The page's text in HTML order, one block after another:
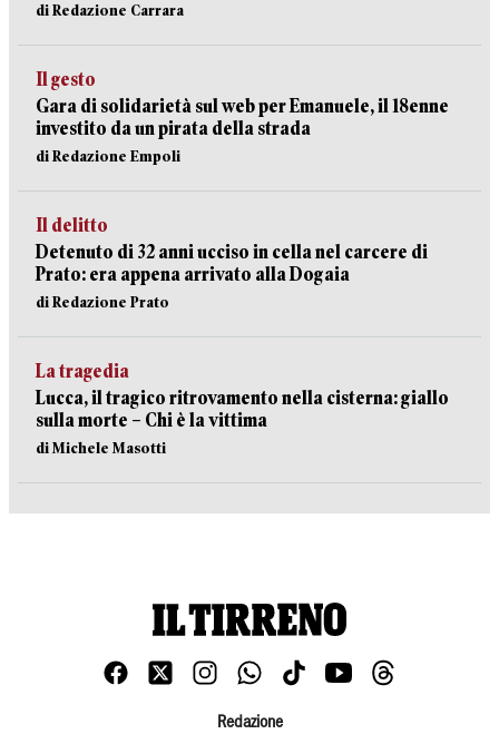
di Redazione Carrara
Il gesto
Gara di solidarietà sul web per Emanuele, il 18enne
investito da un pirata della strada
di Redazione Empoli
Il delitto
Detenuto di 32 anni ucciso in cella nel carcere di
Prato: era appena arrivato alla Dogaia
di Redazione Prato
La tragedia
Lucca, il tragico ritrovamento nella cisterna: giallo
sulla morte – Chi è la vittima
di Michele Masotti
Redazione